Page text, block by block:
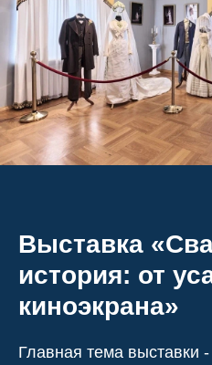
Выставка «
история: от
киноэкрана»
Главная тема выставки